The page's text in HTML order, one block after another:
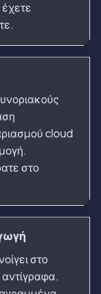
cloud
στο
στο